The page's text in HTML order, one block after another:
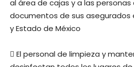
al área de cajas y a las personas
documentos de sus asegurados
y Estado de México
 El personal de limpieza y